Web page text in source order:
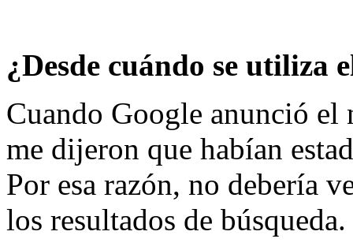
¿Desde cuándo se utiliza
Cuando Google anunció el
me dijeron que habían
Por esa razón, no debería
los resultados de búsqueda.